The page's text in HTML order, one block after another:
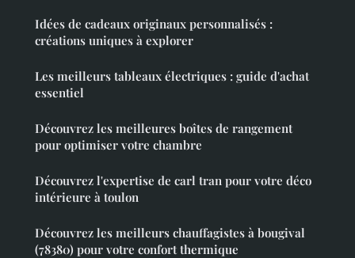
Idées de cadeaux originaux personnalisés :
créations uniques à explorer
Les meilleurs tableaux électriques : guide d'achat
essentiel
Découvrez les meilleures boîtes de rangement
pour optimiser votre chambre
Découvrez l'expertise de carl tran pour votre déco
intérieure à toulon
Découvrez les meilleurs chauffagistes à bougival
(78380) pour votre confort thermique